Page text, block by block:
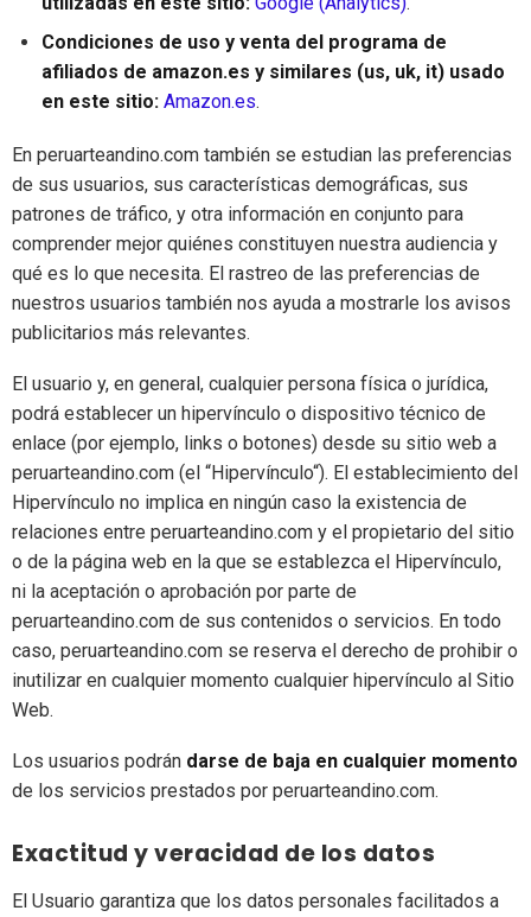
Condiciones de uso y venta del programa de
afiliados de amazon.es y similares (us, uk, it) usado
en este sitio: Amazon.es.
En peruarteandino.com también se estudian las preferencias
de sus usuarios, sus características demográficas, sus
patrones de tráfico, y otra información en conjunto para
comprender mejor quiénes constituyen nuestra audiencia y
qué es lo que necesita. El rastreo de las preferencias de
nuestros usuarios también nos ayuda a mostrarle los avisos
publicitarios más relevantes.
El usuario y, en general, cualquier persona física o jurídica,
podrá establecer un hipervínculo o dispositivo técnico de
enlace (por ejemplo, links o botones) desde su sitio web a
peruarteandino.com (el “Hipervínculo“). El establecimiento del
Hipervínculo no implica en ningún caso la existencia de
relaciones entre peruarteandino.com y el propietario del sitio
o de la página web en la que se establezca el Hipervínculo,
ni la aceptación o aprobación por parte de
peruarteandino.com de sus contenidos o servicios. En todo
caso, peruarteandino.com se reserva el derecho de prohibir o
inutilizar en cualquier momento cualquier hipervínculo al Sitio
Web.
Los usuarios podrán darse de baja en cualquier momento
de los servicios prestados por peruarteandino.com.
Exactitud y veracidad de los datos
El Usuario garantiza que los datos personales facilitados a